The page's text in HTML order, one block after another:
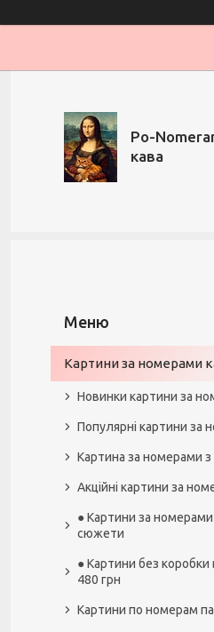
Po-
кава
Картини за номерами
Новинки картини за
Популярні картини за
Картина за номерами
Акційні картини за
● Картини за
сюжети
● Картини без коробки
480 грн
Картини по номерам